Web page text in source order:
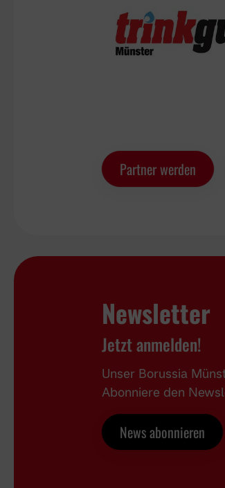
Partner werden
Newsletter
Jetzt anmelden!
Unser Borussia
Abonniere den
News abonnieren